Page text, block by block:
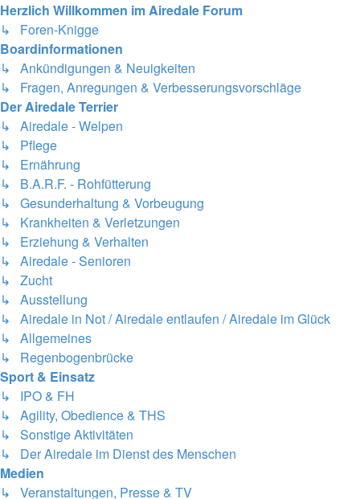
Herzlich Willkommen im Airedale Forum
↳ Foren-Knigge
Boardinformationen
↳ Ankündigungen & Neuigkeiten
↳ Fragen, Anregungen & Verbesserungsvorschläge
Der Airedale Terrier
↳ Airedale - Welpen
↳ Pflege
↳ Ernährung
↳ B.A.R.F. - Rohfütterung
↳ Gesunderhaltung & Vorbeugung
↳ Krankheiten & Verletzungen
↳ Erziehung & Verhalten
↳ Airedale - Senioren
↳ Zucht
↳ Ausstellung
↳ Airedale in Not / Airedale entlaufen / Airedale im Glück
↳ Allgemeines
↳ Regenbogenbrücke
Sport & Einsatz
↳ IPO & FH
↳ Agility, Obedience & THS
↳ Sonstige Aktivitäten
↳ Der Airedale im Dienst des Menschen
Medien
↳ Veranstaltungen, Presse & TV